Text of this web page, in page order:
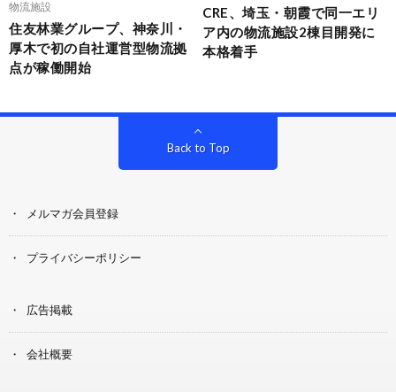
物流施設
住友林業グループ、神奈川・
厚木で初の自社運営型物流拠
点が稼働開始
CRE、埼玉・朝霞で同一エリ
ア内の物流施設2棟目開発に
本格着手
Back to Top
メルマガ会員登録
プライバシーポリシー
広告掲載
会社概要